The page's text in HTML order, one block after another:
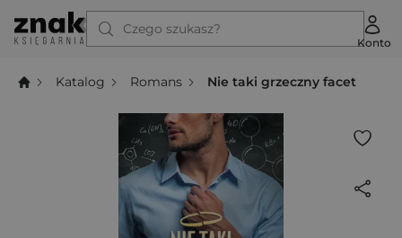
Czego szukasz?
Konto
Katalog Romans Nie taki grzeczny facet